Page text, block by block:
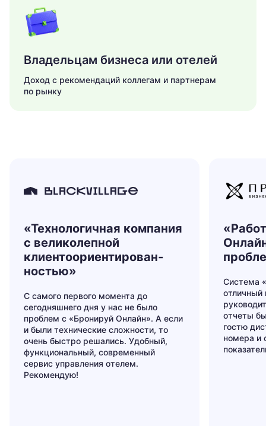
Владельцам бизнеса или отелей
Доход с рекомендаций коллегам и партнерам
по рынку
«Технологичная компания
с великолепной
клиентоориенти­рован­
ностью»
С самого первого момента до
сегодняшнего дня у нас не было
проблем с «Бронируй Онлайн». А если
и были технические сложности, то
очень быстро решались. Удобный,
функциональный, современный
сервис управления отелем.
Рекомендую!
Система
отчеты
гостю
номера и